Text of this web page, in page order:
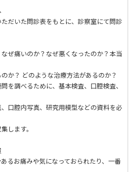
ただいた問診表をもとに、診察室にて問診
ぜ痛いのか？なぜ悪くなったのか？本当
か？ どのような治療方法があるのか？
を調べるために、基本検査、口腔検査、
口腔内写真、研究用模型などの資料を必
します。
あるお痛みや気になっておられたり、一番